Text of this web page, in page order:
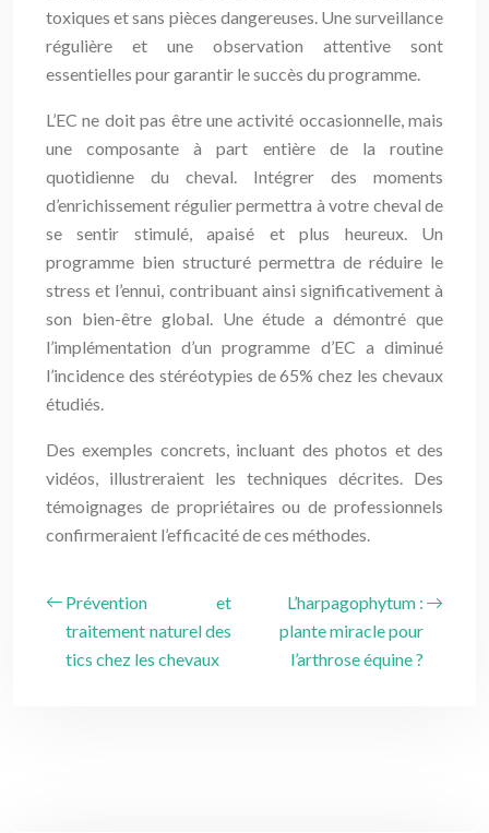
toxiques et sans pièces dangereuses. Une surveillance
régulière et une observation attentive sont
essentielles pour garantir le succès du programme.
L’EC ne doit pas être une activité occasionnelle, mais
une composante à part entière de la routine
quotidienne du cheval. Intégrer des moments
d’enrichissement régulier permettra à votre cheval de
se sentir stimulé, apaisé et plus heureux. Un
programme bien structuré permettra de réduire le
stress et l’ennui, contribuant ainsi significativement à
son bien-être global. Une étude a démontré que
l’implémentation d’un programme d’EC a diminué
l’incidence des stéréotypies de 65% chez les chevaux
étudiés.
Des exemples concrets, incluant des photos et des
vidéos, illustreraient les techniques décrites. Des
témoignages de propriétaires ou de professionnels
confirmeraient l’efficacité de ces méthodes.
Prévention et
traitement naturel des
tics chez les chevaux
L’harpagophytum :
plante miracle pour
l’arthrose équine ?